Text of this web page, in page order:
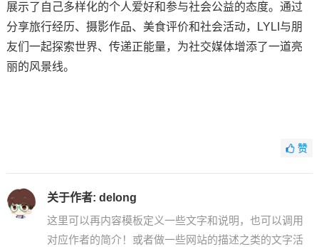
展示了自己多样化的个人爱好和参与社会公益的态度。通过
分享旅行经历、摄影作品、美食评价和社会活动，LYLI与朋
友们一起探索世界、传递正能量，为社交媒体增添了一道亮
丽的风景线。
赞
关于作者: delong
这里可以再内容模板定义一些文字和说明，也可以调用
对应作者的简介！或者做一些网站的描述之类的文字活